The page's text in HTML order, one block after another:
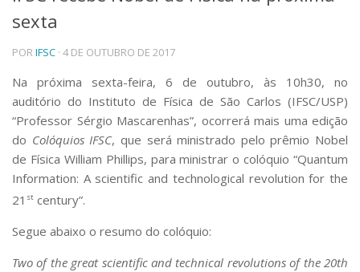
Telefones e Mapas
Pessoas
Ensino
Graduação
Pós-Graduação
Educação a distância
Cursos de Extensão
Pesquisa e Inovação
Linhas de Pesquisa
Centros, Núcleos e Projetos em Rede
Pós-doutorado
Iniciação Científica
Empresas Juniores
sexta
PORIFSC · 4 DE OUTUBRO DE 2017
Na próxima sexta-feira, 6 de outubro, às 10h30, no
auditório do Instituto de Física de São Carlos (IFSC/USP)
“Professor Sérgio Mascarenhas”, ocorrerá mais uma edição
do Colóquios IFSC, que será ministrado pelo prêmio Nobel
de Física William Phillips, para ministrar o colóquio “Quantum
Information: A scientific and technological revolution for the
21 st century”.
Segue abaixo o resumo do colóquio:
Two of the great scientific and technical revolutions of the 20th